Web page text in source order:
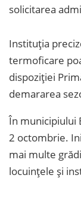
solicitarea
Instituția
termoficare
dispoziției
demararea
În municipiului
2 octombrie.
mai multe
locuințele și